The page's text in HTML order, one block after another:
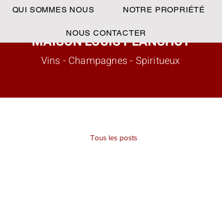
MAISON LOUIS PLANCHOT
Vins - Champagnes - Spiritueux
Tous les posts
QUI SOMMES NOUS NOTRE PROPRIÉTÉ
NOUS CONTACTER